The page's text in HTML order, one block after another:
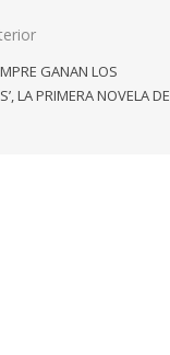
GANAN LOS
LA PRIMERA NOVELA DE